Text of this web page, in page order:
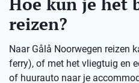
reizen?
Naar Gålå Noorwegen reizen
ferry), of met het vliegtuig en
of huurauto naar je